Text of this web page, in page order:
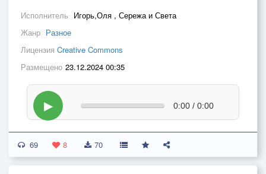
Исполнитель Игорь,Оля , Сережа и Света
Жанр Разное
Лицензия Creative Commons
Размещено 23.12.2024 00:35
▶ 0:00 / 0:00
69 8 70